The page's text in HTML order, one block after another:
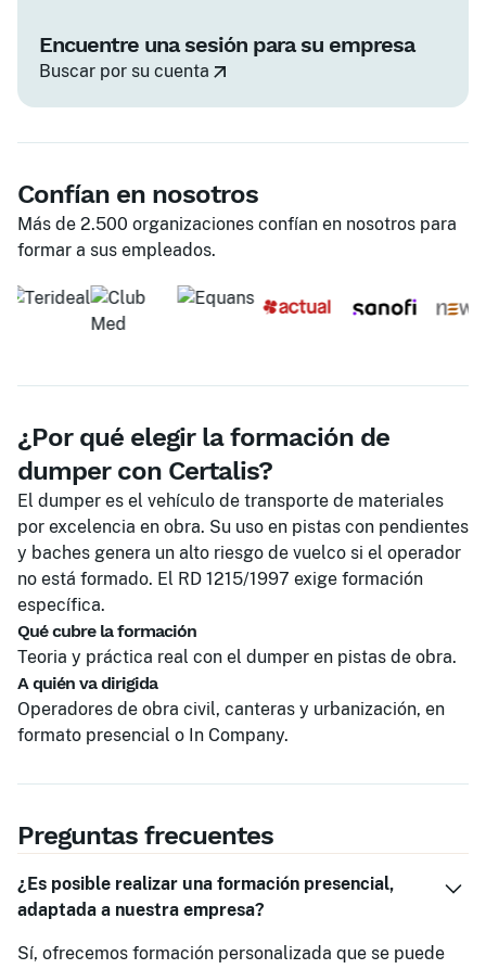
Encuentre una sesión para su empresa
Buscar por su cuenta
Confían en nosotros
Más de 2.500 organizaciones confían en nosotros para
formar a sus empleados.
¿Por qué elegir la formación de
dumper con Certalis?
El dumper es el vehículo de transporte de materiales
por excelencia en obra. Su uso en pistas con pendientes
y baches genera un alto riesgo de vuelco si el operador
no está formado. El RD 1215/1997 exige formación
específica.
Qué cubre la formación
Teoria y práctica real con el dumper en pistas de obra.
A quién va dirigida
Operadores de obra civil, canteras y urbanización, en
formato presencial o In Company.
Preguntas frecuentes
¿Es posible realizar una formación presencial,
adaptada a nuestra empresa?
Sí, ofrecemos formación personalizada que se puede